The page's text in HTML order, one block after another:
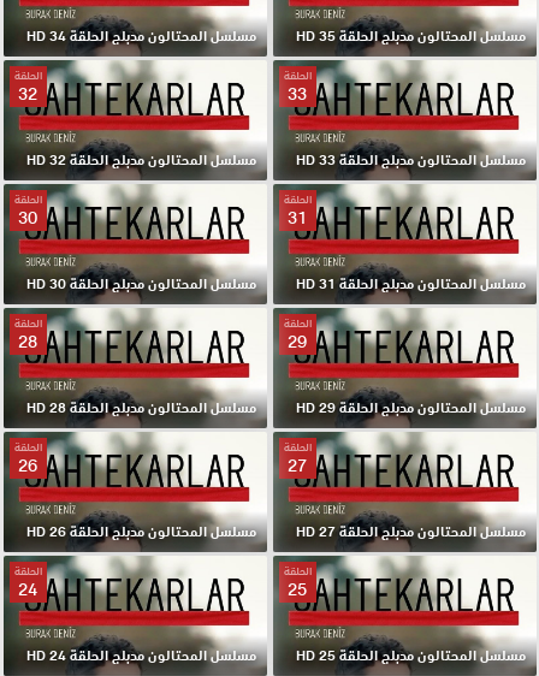
مسلسل المحتالون مدبلج الحلقة 35 HD مسلسل المحتالون مدبلج الحلقة 34 HD
الحلقة
33
مسلسل المحتالون مدبلج الحلقة 33 HD
الحلقة
32
مسلسل المحتالون مدبلج الحلقة 32 HD
الحلقة
31
مسلسل المحتالون مدبلج الحلقة 31 HD
الحلقة
30
مسلسل المحتالون مدبلج الحلقة 30 HD
الحلقة
29
مسلسل المحتالون مدبلج الحلقة 29 HD
الحلقة
28
مسلسل المحتالون مدبلج الحلقة 28 HD
الحلقة
27
مسلسل المحتالون مدبلج الحلقة 27 HD
الحلقة
26
مسلسل المحتالون مدبلج الحلقة 26 HD
الحلقة
25
مسلسل المحتالون مدبلج الحلقة 25 HD
الحلقة
24
مسلسل المحتالون مدبلج الحلقة 24 HD